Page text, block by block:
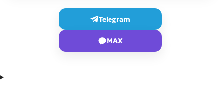
Telegram
MAX